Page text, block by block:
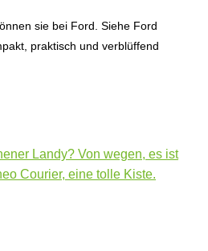
sie bei Ford. Siehe Ford
praktisch und verblüffend